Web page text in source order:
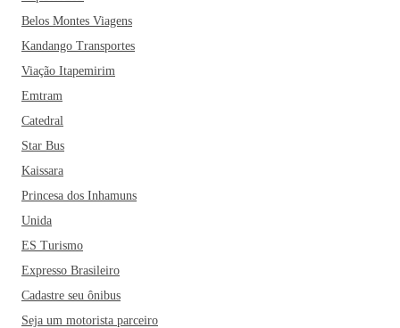
pensa que Brasília vive apenas de prédios governamentais
belíssimos, está errado. Por lá, é possível encontrar também
muitos parques e até fazer um passeio de barco pelo grande
e belo Lago Paranoá!
Belos Montes Viagens
Kandango Transportes
Viação Itapemirim
Emtram
Catedral
Star Bus
Kaissara
Princesa dos Inhamuns
Unida
ES Turismo
Expresso Brasileiro
Cadastre seu ônibus
Seja um motorista parceiro